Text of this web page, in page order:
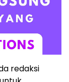
redaksi